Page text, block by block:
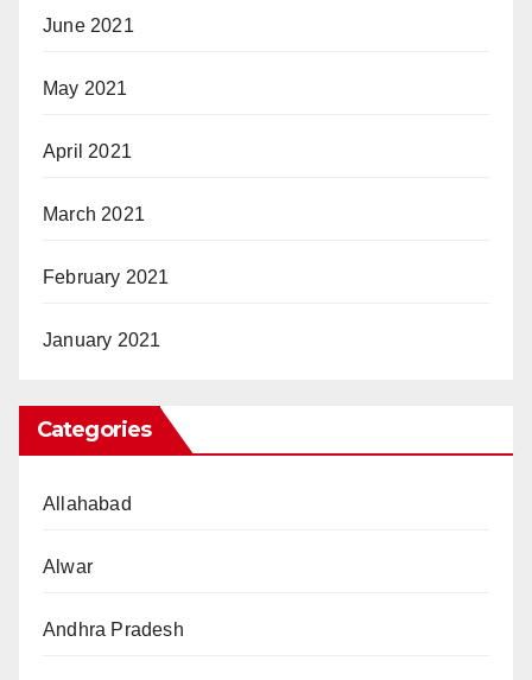
June 2021
May 2021
April 2021
March 2021
February 2021
January 2021
Categories
Allahabad
Alwar
Andhra Pradesh